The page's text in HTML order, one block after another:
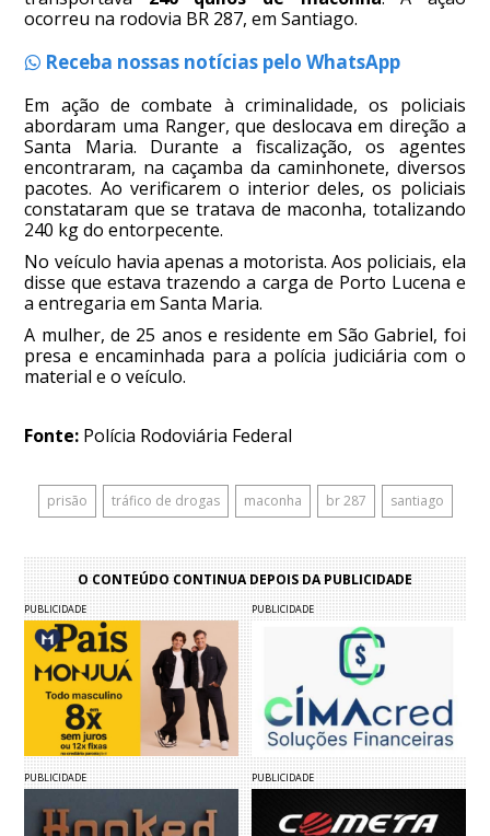
ocorreu na rodovia BR 287, em Santiago.
Receba nossas notícias pelo WhatsApp
Em ação de combate à criminalidade, os policiais
abordaram uma Ranger, que deslocava em direção a
Santa Maria. Durante a fiscalização, os agentes
encontraram, na caçamba da caminhonete, diversos
pacotes. Ao verificarem o interior deles, os policiais
constataram que se tratava de maconha, totalizando
240 kg do entorpecente.
No veículo havia apenas a motorista. Aos policiais, ela
disse que estava trazendo a carga de Porto Lucena e
a entregaria em Santa Maria.
A mulher, de 25 anos e residente em São Gabriel, foi
presa e encaminhada para a polícia judiciária com o
material e o veículo.
Fonte: Polícia Rodoviária Federal
prisão tráfico de drogas maconha br 287 santiago
O CONTEÚDO CONTINUA DEPOIS DA PUBLICIDADE
PUBLICIDADE PUBLICIDADE
PUBLICIDADE PUBLICIDADE